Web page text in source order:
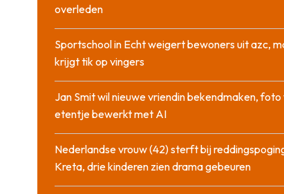
overleden
Sportschool in Echt weigert bewoners uit azc,
krijgt tik op vingers
Jan Smit wil nieuwe vriendin bekendmaken, foto
etentje bewerkt met AI
Nederlandse vrouw (42) sterft bij
Kreta, drie kinderen zien drama gebeuren